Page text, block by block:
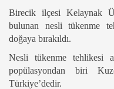
Birecik ilçesi Kelaynak
bulunan nesli tükenme
doğaya bırakıldı.
Nesli tükenme tehlikesi
popülasyondan biri
Türkiye’dedir.